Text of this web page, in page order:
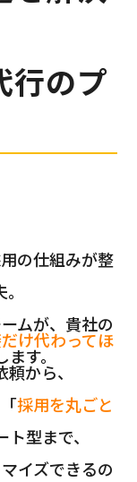
行のプ
の仕組みが整
ムが、貴社の
す。
け代わってほ
から、
採用を丸ごと
型まで、
イズできるの